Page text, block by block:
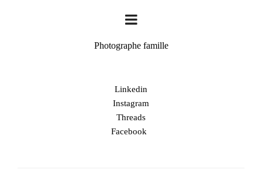
Photographe famille
Linkedin
Instagram
Threads
Facebook